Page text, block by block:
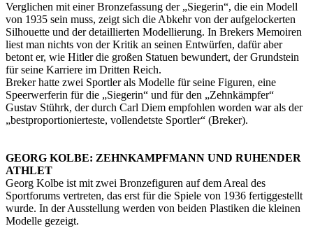
Verglichen mit einer Bronzefassung der „Siegerin“, die ein Modell
von 1935 sein muss, zeigt sich die Abkehr von der aufgelockerten
Silhouette und der detaillierten Modellierung. In Brekers Memoiren
liest man nichts von der Kritik an seinen Entwürfen, dafür aber
betont er, wie Hitler die großen Statuen bewundert, der Grundstein
für seine Karriere im Dritten Reich.
Breker hatte zwei Sportler als Modelle für seine Figuren, eine
Speerwerferin für die „Siegerin“ und für den „Zehnkämpfer“
Gustav Stührk, der durch Carl Diem empfohlen worden war als der
„bestproportionierteste, vollendetste Sportler“ (Breker).
GEORG KOLBE: ZEHNKAMPFMANN UND RUHENDER
ATHLET
Georg Kolbe ist mit zwei Bronzefiguren auf dem Areal des
Sportforums vertreten, das erst für die Spiele von 1936 fertiggestellt
wurde. In der Ausstellung werden von beiden Plastiken die kleinen
Modelle gezeigt.